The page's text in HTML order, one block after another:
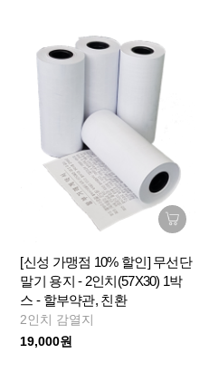
[신성 가맹점 10% 할인] 무선단
말기 용지 - 2인치(57X30) 1박
스 - 할부약관, 친환
2인치 감열지
19,000원